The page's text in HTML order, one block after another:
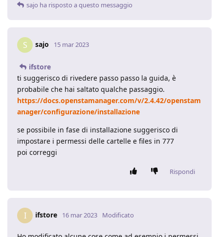
sajo ha risposto a questo messaggio
S sajo 15 mar 2023
ifstore
ti suggerisco di rivedere passo passo la guida, è
probabile che hai saltato qualche passaggio.
https://docs.openstamanager.com/v/2.4.42/openstam
anager/configurazione/installazione
se possibile in fase di installazione suggerisco di
impostare i permessi delle cartelle e files in 777
poi correggi
Rispondi
I ifstore 16 mar 2023 Modificato